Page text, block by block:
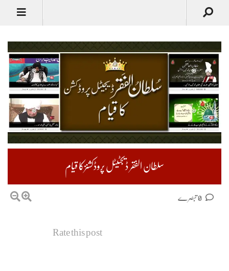
سلطان الفقر ڈیجٹیٹل پروڈکشنزکا قیام
Rate this post